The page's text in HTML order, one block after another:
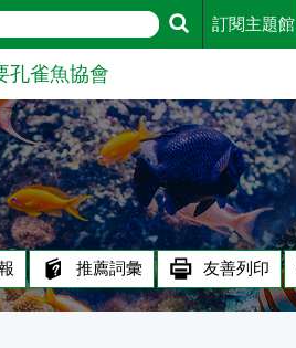
訂閱主題館
孔雀魚協會
推薦詞彙 友善列印